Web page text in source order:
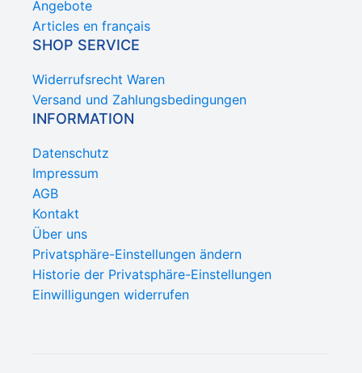
Angebote
Articles en français
SHOP SERVICE
Widerrufsrecht Waren
Versand und Zahlungsbedingungen
INFORMATION
Datenschutz
Impressum
AGB
Kontakt
Über uns
Privatsphäre-Einstellungen ändern
Historie der Privatsphäre-Einstellungen
Einwilligungen widerrufen